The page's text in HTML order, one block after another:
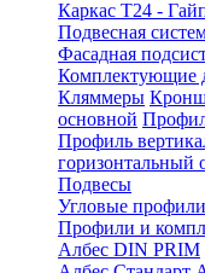
Каркас Т24 -
Подвесная
Фасадная
Комплектующие
Кляммеры
основной
Профиль
горизонтальный
Подвесы
Угловые профили
Профили и
Албес DIN PRIM